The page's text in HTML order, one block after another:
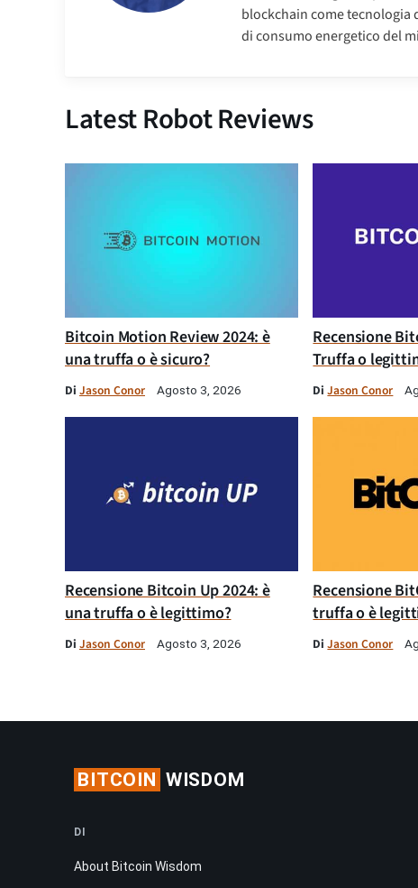
blockchain come tecnologia
di consumo energetico del
Latest Robot Reviews
Bitcoin Motion Review 2024: è
una truffa o è sicuro?
Di Jason Conor Agosto 3, 2026
Recensione
Truffa o
DiJason Conor
Recensione Bitcoin Up 2024: è
una truffa o è legittimo?
Di Jason Conor Agosto 3, 2026
Recensione
truffa o è
DiJason Conor
BITCOIN WISDOM
DI
About Bitcoin Wisdom